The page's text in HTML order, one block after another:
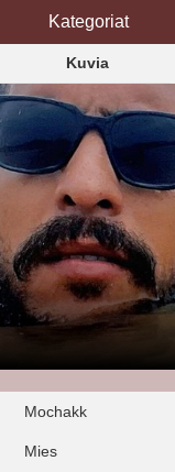
Mochakk
Kuvia
Mochakk
Mies
Kategoriat